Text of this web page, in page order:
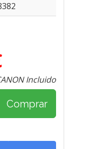
Incluido
Comprar